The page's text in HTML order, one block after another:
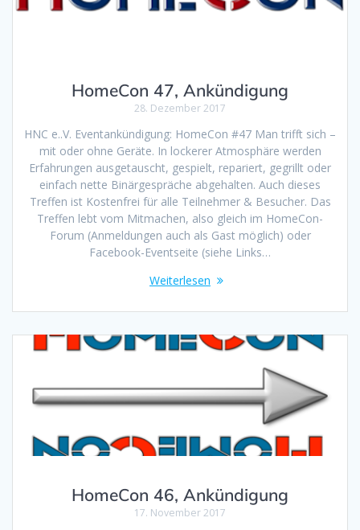
HomeCon 47, Ankündigung
28. Dezember 2017
HNC e..V. Eventankündigung: HomeCon #47 Man trifft sich –
mit oder ohne Geräte. In lockerer Atmosphäre werden
Erfahrungen ausgetauscht, gespielt, repariert, gegrillt oder
einfach nette Binärgespräche abgehalten. Auch dieses
Treffen ist Kostenfrei für alle Teilnehmer & Besucher. Das
Treffen lebt vom Mitmachen, also gleich im HomeCon-
Forum (Anmeldungen auch als Gast möglich) oder
Facebook-Eventseite (siehe Links…
Weiterlesen
HomeCon 46, Ankündigung
17. November 2017